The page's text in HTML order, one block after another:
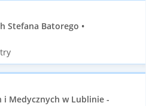
Stefana Batorego •
i Medycznych w Lublinie -